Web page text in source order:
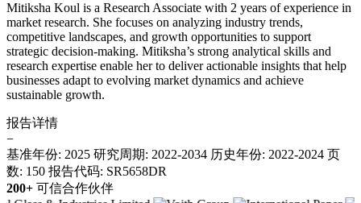
Mitiksha Koul is a Research Associate with 2 years of experience in
market research. She focuses on analyzing industry trends,
competitive landscapes, and growth opportunities to support
strategic decision-making. Mitiksha’s strong analytical skills and
research expertise enable her to deliver actionable insights that help
businesses adapt to evolving market dynamics and achieve
sustainable growth.
报告详情
−
基准年份: 2025 研究周期: 2022-2034 历史年份: 2022-2024 页
数: 150 报告代码: SR5658DR
200+ 可信合作伙伴